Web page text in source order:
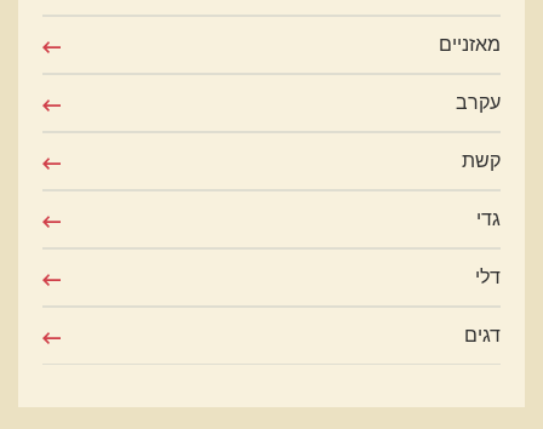
מאזניים
עקרב
קשת
גדי
דלי
דגים